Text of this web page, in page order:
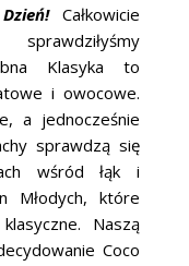
Całkowicie
Klasyka to
i owocowe.
a jednocześnie
sprawdzą się
wśród łąk i
Młodych, które
Naszą
Coco